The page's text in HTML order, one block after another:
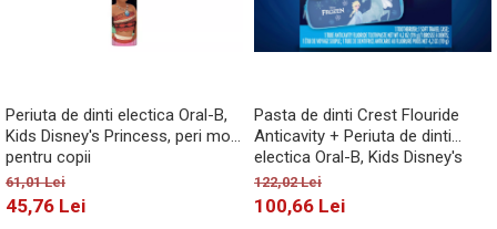
Periuta de dinti electica Oral-B,
Kids Disney's Princess, peri moi,
pentru copii
61,01 Lei
45,76 Lei
Pasta de dinti Crest Flouride
Anticavity + Periuta de dinti
electica Oral-B, Kids Disney's
Frozen, aroma bubblegum,
pentru copii, 119g
122,02 Lei
100,66 Lei